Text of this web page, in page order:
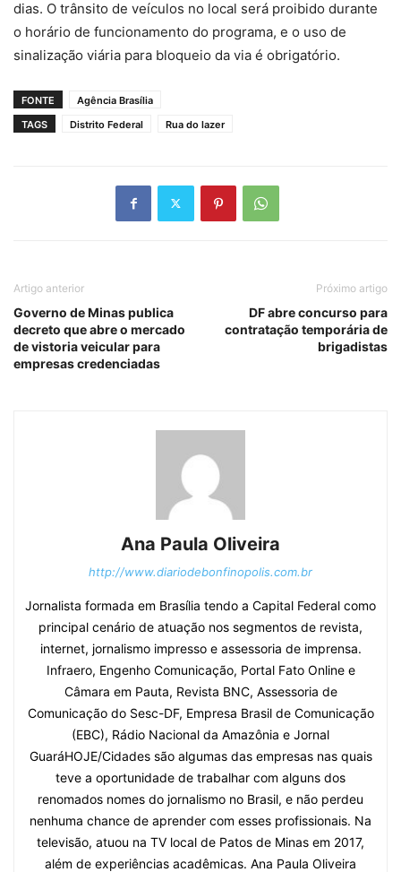
dias. O trânsito de veículos no local será proibido durante
o horário de funcionamento do programa, e o uso de
sinalização viária para bloqueio da via é obrigatório.
FONTE
Agência Brasília
TAGS
Distrito Federal Rua do lazer
Artigo anterior
Governo de Minas publica
decreto que abre o mercado
de vistoria veicular para
empresas credenciadas
Próximo artigo
DF abre concurso para
contratação temporária de
brigadistas
Ana Paula Oliveira
http://www.diariodebonfinopolis.com.br
Jornalista formada em Brasília tendo a Capital Federal como
principal cenário de atuação nos segmentos de revista,
internet, jornalismo impresso e assessoria de imprensa.
Infraero, Engenho Comunicação, Portal Fato Online e
Câmara em Pauta, Revista BNC, Assessoria de
Comunicação do Sesc-DF, Empresa Brasil de Comunicação
(EBC), Rádio Nacional da Amazônia e Jornal
GuaráHOJE/Cidades são algumas das empresas nas quais
teve a oportunidade de trabalhar com alguns dos
renomados nomes do jornalismo no Brasil, e não perdeu
nenhuma chance de aprender com esses profissionais. Na
televisão, atuou na TV local de Patos de Minas em 2017,
além de experiências acadêmicas. Ana Paula Oliveira